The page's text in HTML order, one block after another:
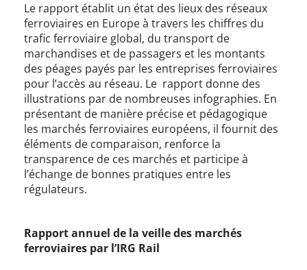
Le rapport établit un état des lieux des réseaux
ferroviaires en Europe à travers les chiffres du
trafic ferroviaire global, du transport de
marchandises et de passagers et les montants
des péages payés par les entreprises ferroviaires
pour l’accès au réseau. Le rapport donne des
illustrations par de nombreuses infographies. En
présentant de manière précise et pédagogique
les marchés ferroviaires européens, il fournit des
éléments de comparaison, renforce la
transparence de ces marchés et participe à
l’échange de bonnes pratiques entre les
régulateurs.
Rapport annuel de la veille des marchés
ferroviaires par l’IRG Rail